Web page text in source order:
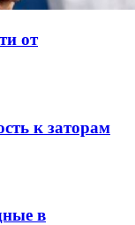
от
к заторам
в